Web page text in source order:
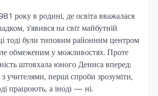
року в родині, де освіта вважалася
з’явився на світ майбутній
тоді були типовим районним центром
обмеженим у можливостях. Проте
штовхала юного Дениса вперед:
учителями, перші спроби зрозуміти,
працюють, а іноді — ні.